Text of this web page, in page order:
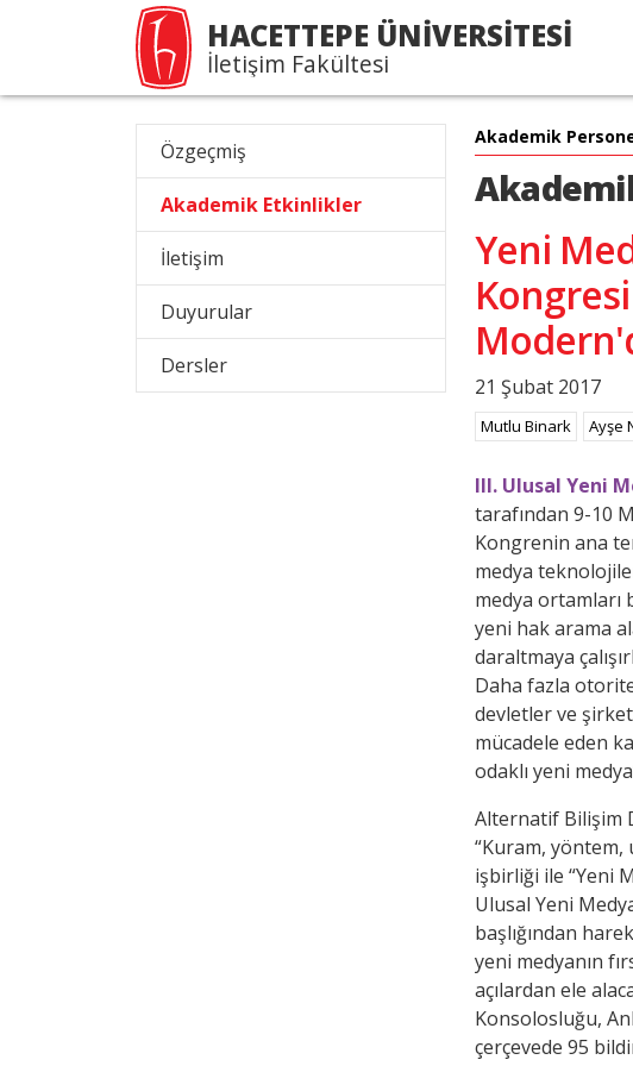
HACETTEPE ÜNİVERSİTESİ
İletişim Fakültesi
Özgeçmiş
Akademik Etkinlikler
İletişim
Duyurular
Dersler
Akademik
Yeni
21 Şubat 2017
Mutlu Binark Ayşe
III. Ulusal Yeni
tarafından 9-10
Kongrenin ana
medya
medya ortamları
yeni hak arama
daraltmaya
Daha fazla
devletler ve
mücadele eden
odaklı yeni
Alternatif Bilişim
“Kuram, yöntem,
işbirliği ile “Yeni
Ulusal Yeni
başlığından
yeni medyanın
açılardan ele
Konsolosluğu,
çerçevede 95